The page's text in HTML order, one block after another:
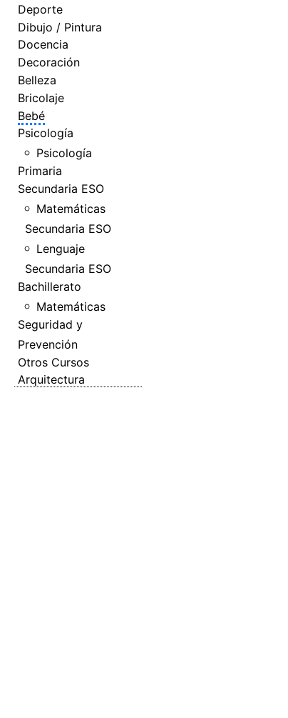
Deporte
Dibujo / Pintura
Docencia
Decoración
Belleza
Bricolaje
Bebé
Psicología
Psicología
Primaria
Secundaria ESO
Matemáticas
Secundaria ESO
Lenguaje
Secundaria ESO
Bachillerato
Matemáticas
Seguridad y
Prevención
Otros Cursos
Arquitectura